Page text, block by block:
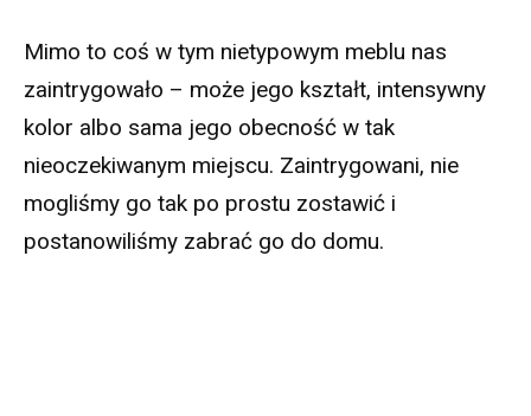
Mimo to coś w tym nietypowym meblu nas
zaintrygowało – może jego kształt, intensywny
kolor albo sama jego obecność w tak
nieoczekiwanym miejscu. Zaintrygowani, nie
mogliśmy go tak po prostu zostawić i
postanowiliśmy zabrać go do domu.